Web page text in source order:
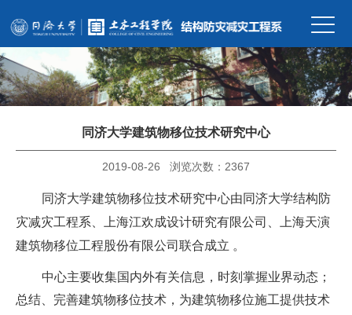
同济大学建筑物移位技术研究中心
2019-08-26 浏览次数： 2367
同济大学建筑物移位技术研究中心由同济大学结构防
灾减灾工程系 、上海江欢成设计研究有限公司、上海天演
建筑物移位工程股份有限公司联合成立 。
中心主要收集国内外有关信息，时刻掌握业界动态；
总结、完善建筑物移位技术，为建筑物移位施工提供技术